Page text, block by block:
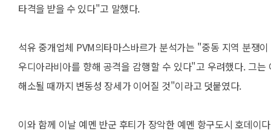
타격을 받을 수 있다"고 말했다.
석유 중개업체 PVM의타마스바르가 분석가는 "중동 지역 분쟁
우디아라비아를 향해 공격을 감행할 수 있다"고 우려했다. 그
해소될 때까지 변동성 장세가 이어질 것"이라고 덧붙였다.
이와 함께 이날 예멘 반군 후티가 장악한 예멘 항구도시 호데